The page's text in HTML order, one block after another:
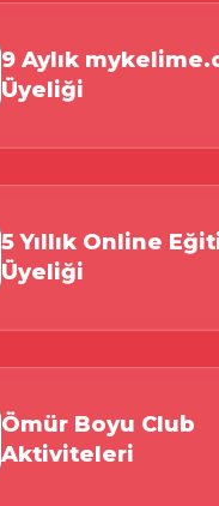
9 Aylık
Üyeliği
5 Yıllık Online
Üyeliği
Ömür Boyu Club
Aktiviteleri